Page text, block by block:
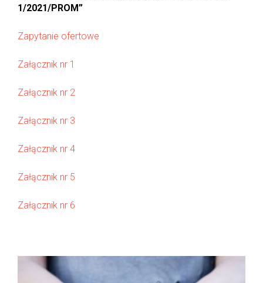
1/2021/PROM”
Zapytanie ofertowe
Załącznik nr 1
Załącznik nr 2
Załącznik nr 3
Załącznik nr 4
Załącznik nr 5
Załącznik nr 6